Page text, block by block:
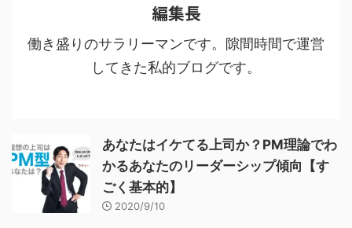
編集長
働き盛りのサラリーマンです。隙間時間で運営
してきた私的ブログです。
あなたはイケてる上司か？PM理論でわ
かるあなたのリーダーシップ傾向【す
ごく基本的】
2020/9/10